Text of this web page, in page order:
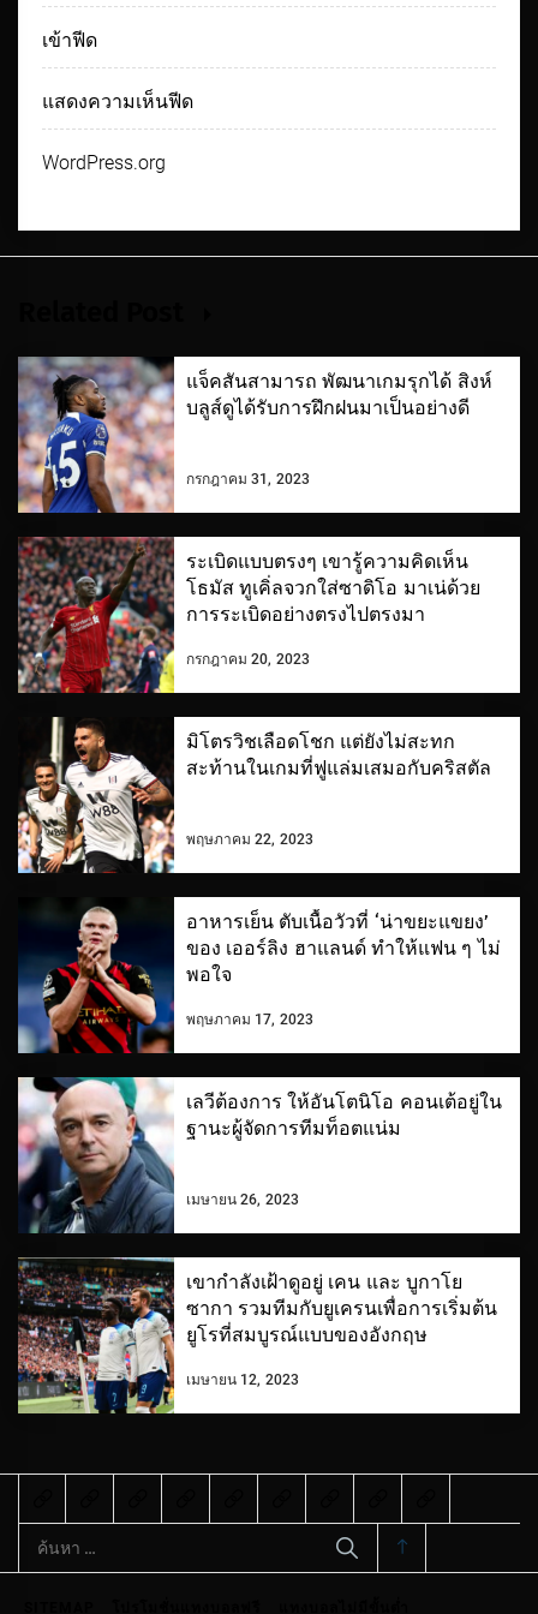
เข้าฟีด
แสดงความเห็นฟีด
WordPress.org
แจ็คสันสามารถ พัฒนาเกมรุกได้ สิงห์
บลูส์ดูได้รับการฝึกฝนมาเป็นอย่างดี
กรกฎาคม 31, 2023
ระเบิดแบบตรงๆ เขารู้ความคิดเห็น
โธมัส ทูเคิ่ลจวกใส่ซาดิโอ มาเน่ด้วย
การระเบิดอย่างตรงไปตรงมา
กรกฎาคม 20, 2023
มิโตรวิชเลือดโชก แต่ยังไม่สะทก
สะท้านในเกมที่ฟูแล่มเสมอกับคริสตัล
พฤษภาคม 22, 2023
อาหารเย็น ตับเนื้อวัวที่ ‘น่าขยะแขยง’
ของ เออร์ลิง ฮาแลนด์ ทำให้แฟน ๆ ไม่
พอใจ
พฤษภาคม 17, 2023
เลวีต้องการ ให้อันโตนิโอ คอนเต้อยู่ใน
ฐานะผู้จัดการทีมท็อตแน่ม
เมษายน 26, 2023
เขากำลังเฝ้าดูอยู่ เคน และ บูกาโย
ซากา รวมทีมกับยูเครนเพื่อการเริ่มต้น
ยูโรที่สมบูรณ์แบบของอังกฤษ
เมษายน 12, 2023
ค้นหา
สำหรับ: